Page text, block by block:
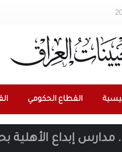
القطاع الحكومي
مدارس إبداع